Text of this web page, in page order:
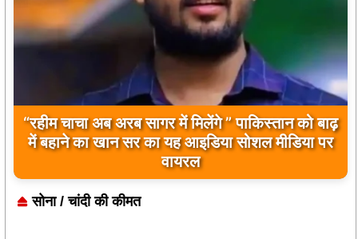
बिलावल भुट्टो द्वारा सिंधु नदी और भारत को लेकर दिए गए
बयान पर भारत के केंद्रीय मंत्रियों की कड़ी प्रतिक्रिया
सोना / चांदी की कीमत